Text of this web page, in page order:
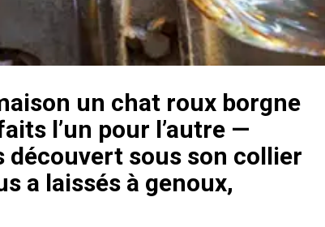
un chat roux borgne
l’un pour l’autre —
découvert sous son collier
a laissés à genoux,